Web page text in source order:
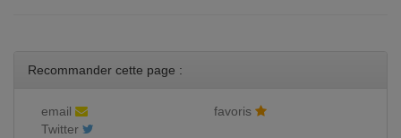
Recommander cette page :
email
favoris
Twitter